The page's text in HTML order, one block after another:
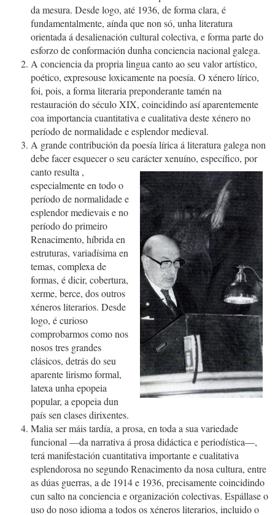
da mesura. Desde logo, até 1936, de forma clara, é
fundamentalmente, aínda que non só, unha literatura
orientada á desalienación cultural colectiva, e forma parte do
esforzo de conformación dunha conciencia nacional galega.
A conciencia da propria lingua canto ao seu valor artístico,
poético, expresouse loxicamente na poesía. O xénero lírico,
foi, pois, a forma literaria preponderante tamén na
restauración do século XIX, coincidindo así aparentemente
coa importancia cuantitativa e cualitativa deste xénero no
período de normalidade e esplendor medieval.
A grande contribución da poesía lírica á literatura galega non
debe facer esquecer o seu carácter xenuíno, específico, por
canto resulta ,
especialmente en todo o
período de normalidade e
esplendor medievais e no
período do primeiro
Renacimento, híbrida en
estruturas, variadísima en
temas, complexa de
formas, é dicir, cobertura,
xerme, berce, dos outros
xéneros literarios. Desde
logo, é curioso
comprobarmos como nos
nosos tres grandes
clásicos, detrás do seu
aparente lirismo formal,
latexa unha epopeia
popular, a epopeia dun
país sen clases dirixentes.
Malia ser máis tardía, a prosa, en toda a sua variedade
funcional —da narrativa á prosa didáctica e periodística—,
terá manifestación cuantitativa importante e cualitativa
esplendorosa no segundo Renacimento da nosa cultura, entre
as dúas guerras, a de 1914 e 1936, precisamente coincidindo
cun salto na conciencia e organización colectivas. Espállase o
uso do noso idioma a todos os xéneros literarios, incluido o